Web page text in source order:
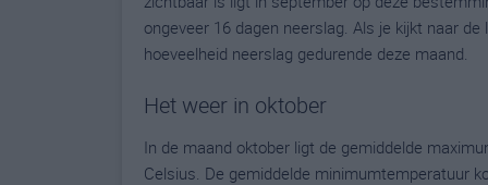
ongeveer 16 dagen neerslag. Als je kijkt naar
hoeveelheid neerslag gedurende deze maand.
Het weer in oktober
In de maand oktober ligt de gemiddelde
Celsius. De gemiddelde minimumtemperatuur